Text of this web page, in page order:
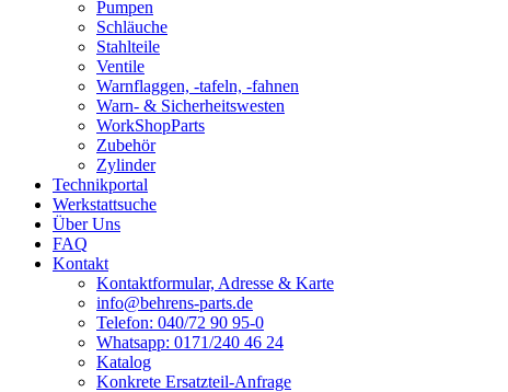
Pumpen
Schläuche
Stahlteile
Ventile
Warnflaggen, -tafeln, -fahnen
Warn- & Sicherheitswesten
WorkShopParts
Zubehör
Zylinder
Technikportal
Werkstattsuche
Über Uns
FAQ
Kontakt
Kontaktformular, Adresse & Karte
info@behrens-parts.de
Telefon: 040/72 90 95-0
Whatsapp: 0171/240 46 24
Katalog
Konkrete Ersatzteil-Anfrage